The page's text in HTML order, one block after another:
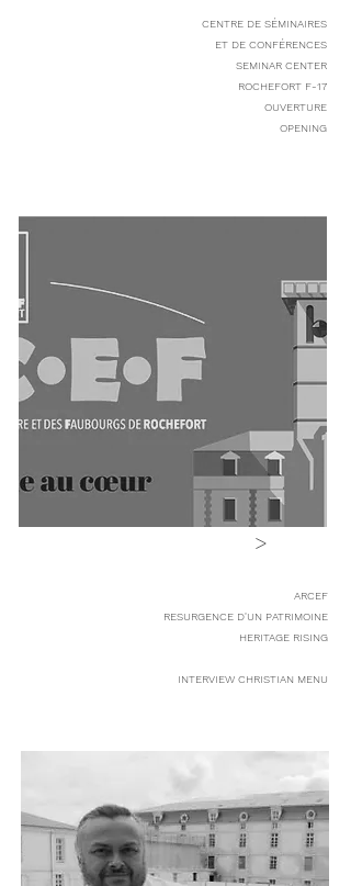
CENTRE DE SÉMINAIRES
ET DE CONFÉRENCES
SEMINAR CENTER
ROCHEFORT F-17
OUVERTURE
OPENING
>
ARCEF
RESURGENCE D'UN PATRIMOINE
HERITAGE RISING
INTERVIEW CHRISTIAN MENU